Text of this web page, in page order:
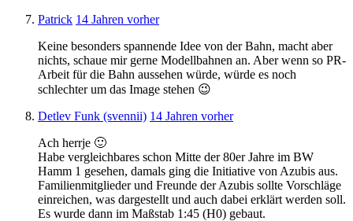
Patrick 14 Jahren vorher
Keine besonders spannende Idee von der Bahn, macht aber
nichts, schaue mir gerne Modellbahnen an. Aber wenn so PR-
Arbeit für die Bahn aussehen würde, würde es noch
schlechter um das Image stehen 😉
Detlev Funk (svennii) 14 Jahren vorher
Ach herrje 🙂
Habe vergleichbares schon Mitte der 80er Jahre im BW
Hamm 1 gesehen, damals ging die Initiative von Azubis aus.
Familienmitglieder und Freunde der Azubis sollte Vorschläge
einreichen, was dargestellt und auch dabei erklärt werden soll.
Es wurde dann im Maßstab 1:45 (H0) gebaut.